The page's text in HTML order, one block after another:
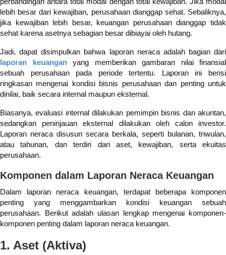
lebih besar dari kewajiban, perusahaan dianggap sehat. Sebaliknya,
jika kewajiban lebih besar, keuangan perusahaan dianggap tidak
sehat karena asetnya sebagian besar dibiayai oleh hutang.
Jadi, dapat disimpulkan bahwa laporan neraca adalah bagian dari
laporan keuanganyang memberikan gambaran nilai finansial
sebuah perusahaan pada periode tertentu. Laporan ini berisi
ringkasan mengenai kondisi bisnis perusahaan dan penting untuk
dinilai, baik secara internal maupun eksternal.
Biasanya, evaluasi internal dilakukan pemimpin bisnis dan akuntan,
sedangkan peninjauan eksternal dilakukan oleh calon investor.
Laporan neraca disusun secara berkala, seperti bulanan, triwulan,
atau tahunan, dan terdiri dari aset, kewajiban, serta ekuitas
perusahaan.
Komponen dalam Laporan Neraca Keuangan
Dalam laporan neraca keuangan, terdapat beberapa komponen
penting yang menggambarkan kondisi keuangan sebuah
perusahaan. Berikut adalah ulasan lengkap mengenai komponen-
komponen penting dalam laporan neraca keuangan.
1. Aset (Aktiva)